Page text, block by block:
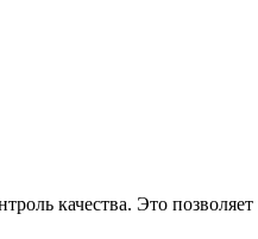
качества. Это